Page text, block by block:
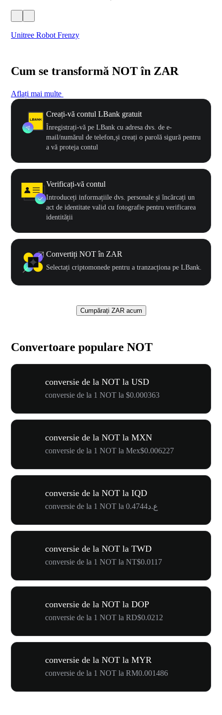
Unitree Robot Frenzy
Cum se transformă NOT în ZAR
Aflați mai multe
Creați-vă contul LBank gratuit
Înregistrați-vă pe LBank cu adresa dvs. de e-
mail/numărul de telefon,și creați o parolă sigură pentru
a vă proteja contul
Verificați-vă contul
Introduceți informațiile dvs. personale și încărcați un
act de identitate valid cu fotografie pentru verificarea
identității
Convertiți NOT în ZAR
Selectați criptomonede pentru a tranzacționa pe LBank.
Cumpărați ZAR acum
Convertoare populare NOT
conversie de la NOT la USD
conversie de la 1 NOT la $0.000363
conversie de la NOT la MXN
conversie de la 1 NOT la Mex$0.006227
conversie de la NOT la IQD
conversie de la 1 NOT la ع.د0.4744
conversie de la NOT la TWD
conversie de la 1 NOT la NT$0.0117
conversie de la NOT la DOP
conversie de la 1 NOT la RD$0.0212
conversie de la NOT la MYR
conversie de la 1 NOT la RM0.001486